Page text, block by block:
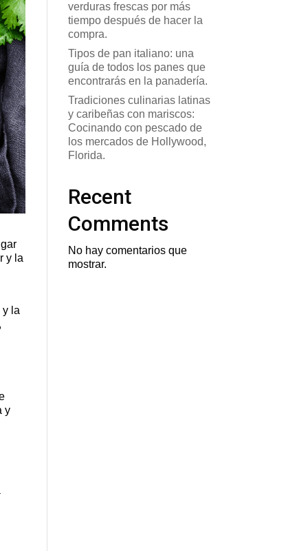
y la
y la
y
verduras frescas por más
tiempo después de hacer la
compra.
Tipos de pan italiano: una
guía de todos los panes que
encontrarás en la panadería.
Tradiciones culinarias latinas
y caribeñas con mariscos:
Cocinando con pescado de
los mercados de Hollywood,
Florida.
Recent
Comments
No hay comentarios que
mostrar.